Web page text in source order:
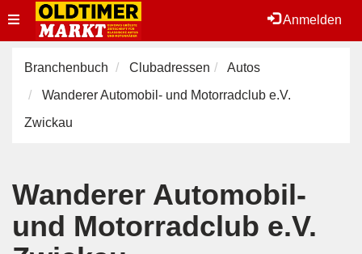
Anmelden
Toggle
navigation
Branchenbuch Clubadressen
Autos
Wanderer Automobil- und Motorradclub e.V.
Zwickau
Wanderer Automobil-
und Motorradclub e.V.